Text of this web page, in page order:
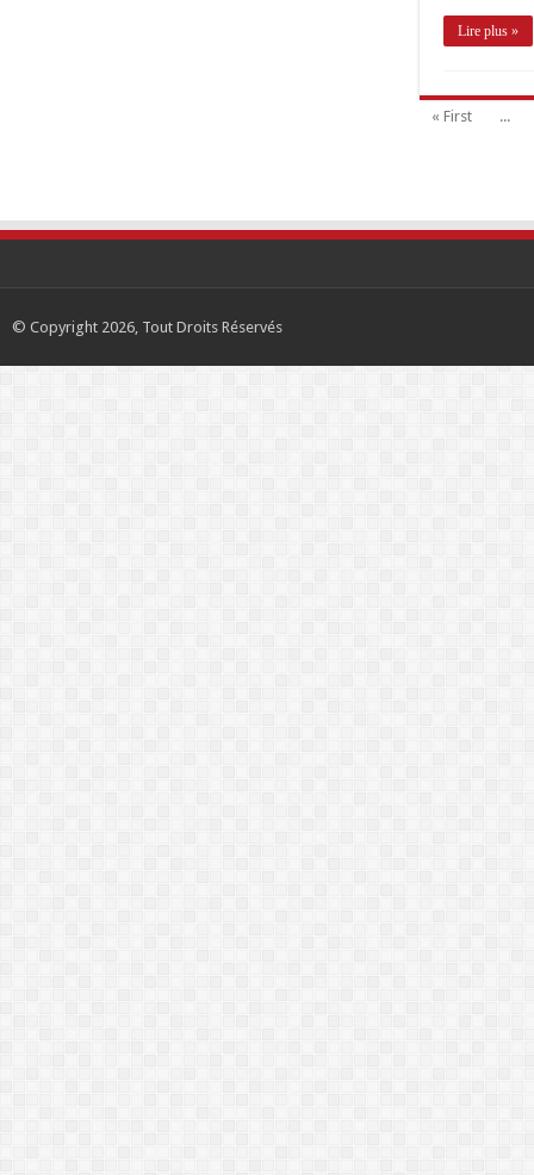
Lire plus »
« First ...
© Copyright 2026, Tout Droits Réservés